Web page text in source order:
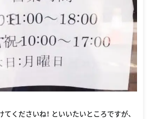
くださいね！ といいたいところですが、